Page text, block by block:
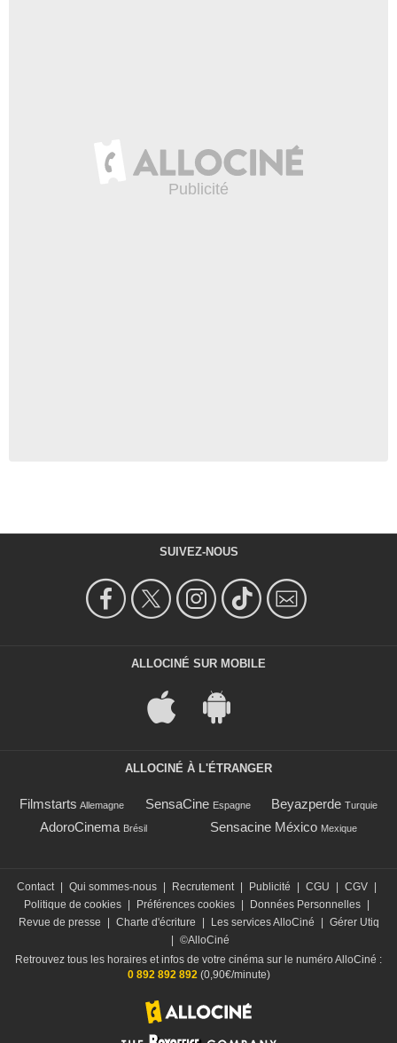
SUIVEZ-NOUS
ALLOCINÉ SUR MOBILE
ALLOCINÉ À L'ÉTRANGER
Filmstarts Allemagne SensaCine Espagne Beyazperde Turquie
AdoroCinema Brésil Sensacine México Mexique
Contact Qui sommes-nous Recrutement Publicité CGU CGV
Politique de cookies
Préférences cookies Données Personnelles
Revue de presse
Charte d'écriture Les services AlloCiné
Gérer Utiq
©AlloCiné
Retrouvez tous les horaires et infos de votre cinéma sur le numéro AlloCiné :
0 892 892 892(0,90€/minute)